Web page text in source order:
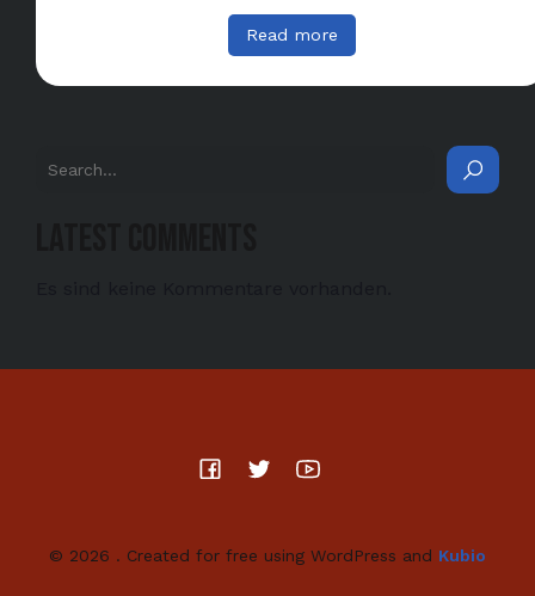
Read more
© 2026 . Created for free using WordPress and Kubio